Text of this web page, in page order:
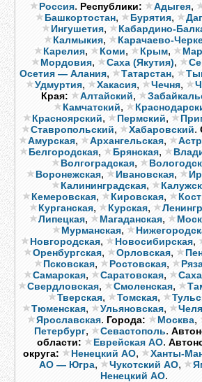
Россия. Республики: Адыгея,
Башкортостан, Бурятия,
Ингушетия, Кабардино-
Калмыкия, Карачаево-
Карелия, Коми, Крым,
Мордовия, Саха (Якутия),
Осетия — Алания, Татарстан,
Удмуртия, Хакасия, Чечня,
Края: Алтайский,
Камчатский,
Красноярский, Пермский,
Ставропольский, Хабаровский.
Амурская, Архангельская,
Белгородская, Брянская,
Волгоградская,
Воронежская, Ивановская,
Калининградская,
Кемеровская, Кировская,
Курганская, Курская,
Липецкая, Магаданская,
Мурманская,
Новгородская, Новосибирская,
Оренбургская, Орловская,
Псковская, Ростовская,
Самарская, Саратовская,
Свердловская, Смоленская,
Тверская, Томская,
Тюменская, Ульяновская,
Ярославская. Города: Москва,
Петербург, Севастополь.
области:
Еврейская АО.
округа:
Ненецкий АО,
Ханты-
АО — Югра, Чукотский АО,
Ненецкий АО.